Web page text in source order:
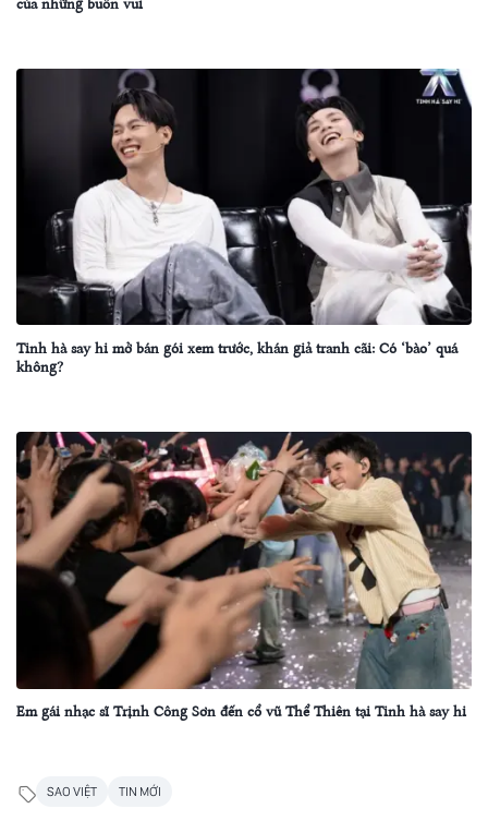
Tinh hà say hi mở bán gói xem trước, khán giả tranh cãi: Có ‘bào’ quá
không?
Em gái nhạc sĩ Trịnh Công Sơn đến cổ vũ Thể Thiên tại Tinh hà say hi
SAO VIỆT TIN MỚI